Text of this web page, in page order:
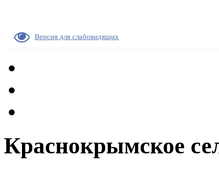
Версия для слабовидящих
Краснокрымское